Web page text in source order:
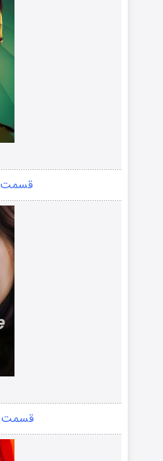
قسمت
قسمت